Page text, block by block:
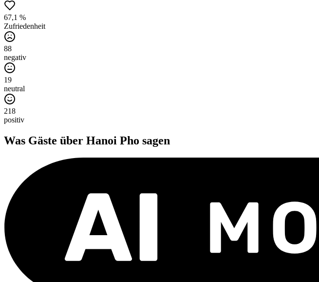
67,1 %
Zufriedenheit
88
negativ
19
neutral
218
positiv
Was Gäste über Hanoi Pho sagen